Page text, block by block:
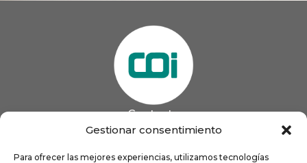
Gestionar consentimiento
Para ofrecer las mejores experiencias, utilizamos tecnologías
Contacto
 coigijon@gmail.com